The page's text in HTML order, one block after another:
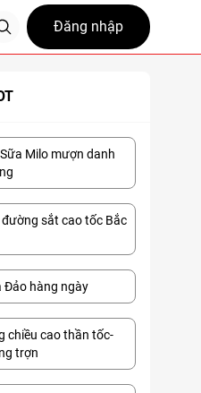
Đăng nhập
Milo mượn danh
sắt cao tốc Bắc
Đảo hàng ngày
chiều cao thần tốc-
trợn